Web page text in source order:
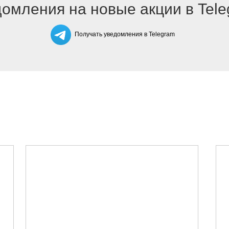
на новые акции в
Получать уведомления в Telegram